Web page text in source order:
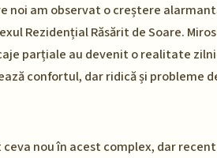
noi am observat o creștere
Rezidențial Răsărit de Soare.
parțiale au devenit o realitate
confortul, dar ridică și probleme
nou în acest complex, dar